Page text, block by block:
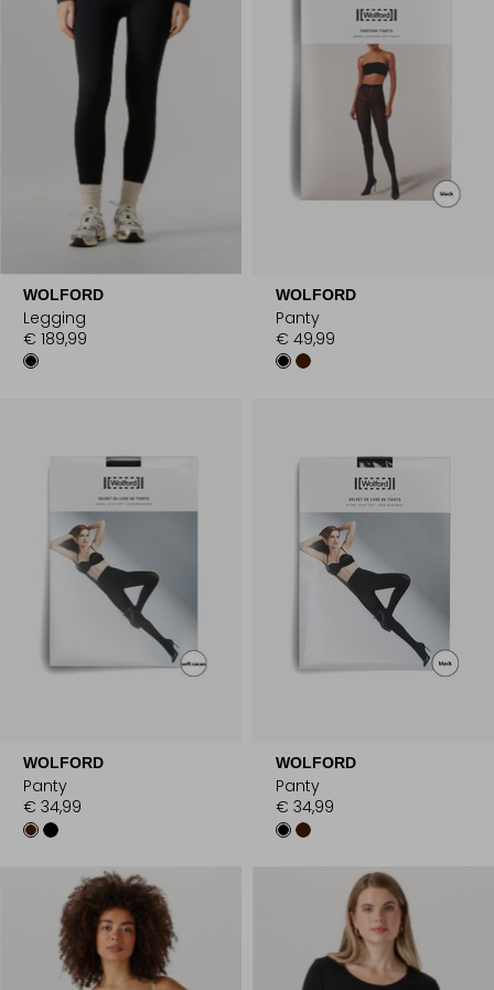
WOLFORD
Legging
€ 189,99
WOLFORD
Panty
€ 49,99
WOLFORD
Panty
€ 34,99
WOLFORD
Panty
€ 34,99